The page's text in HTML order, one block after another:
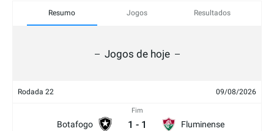
Resumo Jogos Resultados
Jogos de hoje
Rodada 22 09/08/2026
Botafogo
Fim
1 - 1 Fluminense